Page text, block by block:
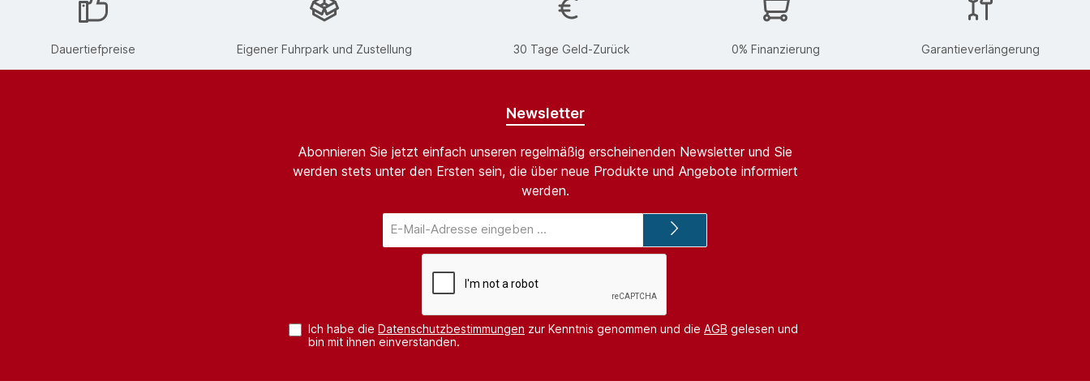
Dauertiefpreise Eigener Fuhrpark und Zustellung 30 Tage Geld-Zurück 0% Finanzierung Garantieverlängerung
Newsletter
Abonnieren Sie jetzt einfach unseren regelmäßig erscheinenden Newsletter und Sie
werden stets unter den Ersten sein, die über neue Produkte und Angebote informiert
werden.
Mail-
Adresse*
Ich habe die Datenschutzbestimmungen zur Kenntnis genommen und die AGB gelesen und
bin mit ihnen einverstanden.